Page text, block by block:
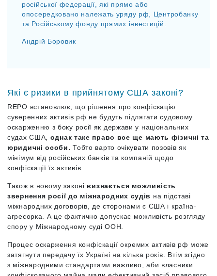
російської федерації, які прямо або
опосередковано належать уряду рф, Центробанку
та Російському фонду прямих інвестицій.
Андрій Боровик
Які є ризики в прийнятому США законі?
REPO встановлює, що рішення про конфіскацію
суверенних активів рф не будуть підлягати судовому
оскарженню з боку росії як держави у національних
судах США, однак таке право все ще мають фізичні та
юридичні особи.Тобто варто очікувати позовів як
мінімум від російських банків та компаній щодо
конфіскації їх активів.
Також в новому законі визнається можливість
звернення росії до міжнародних судів на підставі
міжнародних договорів, де сторонами є США і країна-
агресорка. А це фактично допускає можливість розгляду
спору у Міжнародному суді ООН.
Процес оскарження конфіскації окремих активів рф може
затягнути передачу їх Україні на кілька років. Втім згідно
з міжнародними стандартами важливо, аби власники